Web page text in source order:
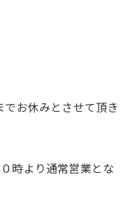
でお休みとさせて頂き
時より通常営業とな